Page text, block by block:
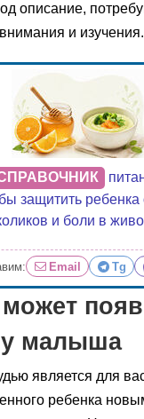
описание,
и изучения.
защитить ребенка
и боли в
Email Tg
у малыша
является для
ребенка